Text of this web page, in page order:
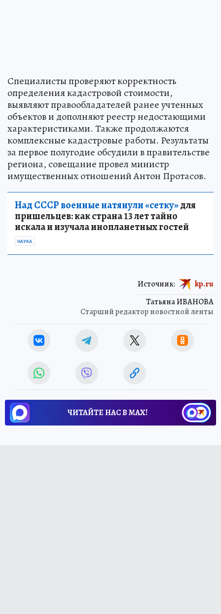
Специалисты проверяют корректность
определения кадастровой стоимости,
выявляют правообладателей ранее учтенных
объектов и дополняют реестр недостающими
характеристиками. Также продолжаются
комплексные кадастровые работы. Результаты
за первое полугодие обсудили в правительстве
региона, совещание провел министр
имущественных отношений Антон Протасов.
Над СССР военные натянули «сетку»для
пришельцев: как страна 13 лет тайно
искала и изучала инопланетных гостей
НАУКА
Татьяна ИВАНОВА
Старший редактор новостной ленты
Источник: kp.ru
ЧИТАЙТЕ НАС В МАХ!